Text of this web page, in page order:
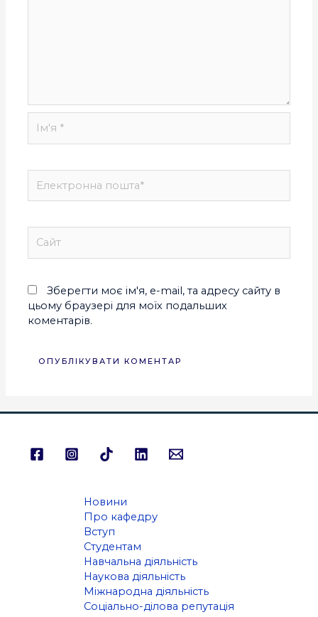
Зберегти моє ім'я, e-mail, та адресу сайту в
цьому браузері для моїх подальших
коментарів.
Новини
Про кафедру
Вступ
Студентам
Навчальна діяльність
Наукова діяльність
Міжнародна діяльність
Соціально-ділова репутація